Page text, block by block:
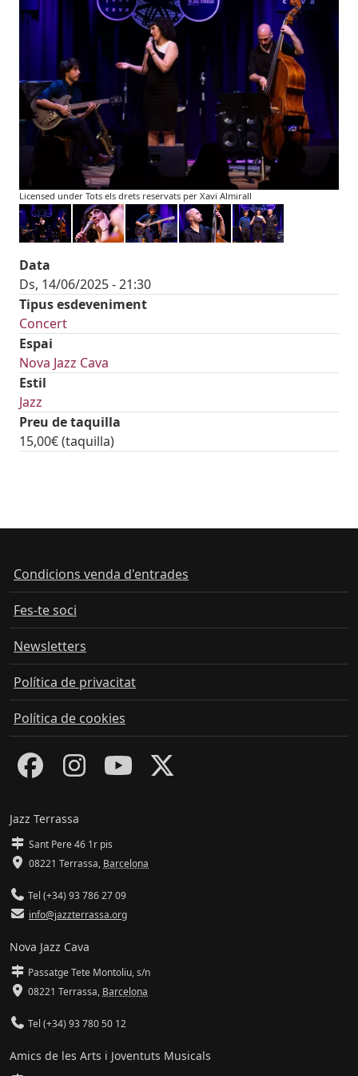
Licensed under Tots els drets reservats per Xavi Almirall
Data
Ds, 14/06/2025 - 21:30
Tipus esdeveniment
Concert
Espai
Nova Jazz Cava
Estil
Jazz
Preu de taquilla
15,00€ (taquilla)
Condicions venda d'entrades
Fes-te soci
Newsletters
Política de privacitat
Política de cookies
Jazz Terrassa
Sant Pere 46 1r pis
08221 Terrassa, Barcelona
Tel (+34) 93 786 27 09
info@jazzterrassa.org
Nova Jazz Cava
Passatge Tete Montoliu, s/n
08221 Terrassa, Barcelona
Tel (+34) 93 780 50 12
Amics de les Arts i Joventuts Musicals